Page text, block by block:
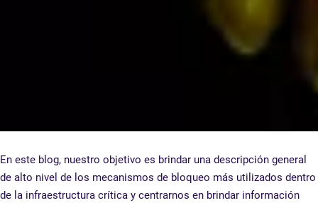
En este blog, nuestro objetivo es brindar una descripción general
de alto nivel de los mecanismos de bloqueo más utilizados dentro
de la infraestructura crítica y centrarnos en brindar información